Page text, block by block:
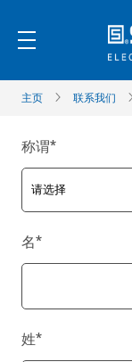
主页 联系我们
称谓*
名*
姓*